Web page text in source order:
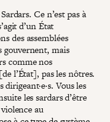
Ce n’est pas à
d’un État
des assemblées
gouvernent, mais
comme nos
l’État], pas les nôtres.
Vous les
les sardars d’être
au